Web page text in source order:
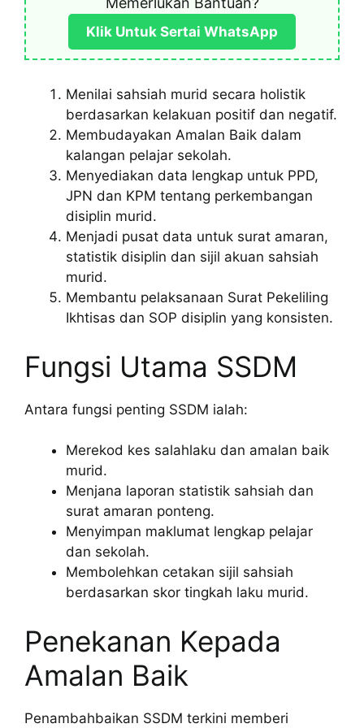
Klik Untuk Sertai WhatsApp
Menilai sahsiah murid secara holistik
berdasarkan kelakuan positif dan negatif.
Membudayakan Amalan Baik dalam
kalangan pelajar sekolah.
Menyediakan data lengkap untuk PPD,
JPN dan KPM tentang perkembangan
disiplin murid.
Menjadi pusat data untuk surat amaran,
statistik disiplin dan sijil akuan sahsiah
murid.
Membantu pelaksanaan Surat Pekeliling
Ikhtisas dan SOP disiplin yang konsisten.
Fungsi Utama SSDM
Antara fungsi penting SSDM ialah:
Merekod kes salahlaku dan amalan baik
murid.
Menjana laporan statistik sahsiah dan
surat amaran ponteng.
Menyimpan maklumat lengkap pelajar
dan sekolah.
Membolehkan cetakan sijil sahsiah
berdasarkan skor tingkah laku murid.
Penekanan Kepada
Amalan Baik
Penambahbaikan SSDM terkini memberi